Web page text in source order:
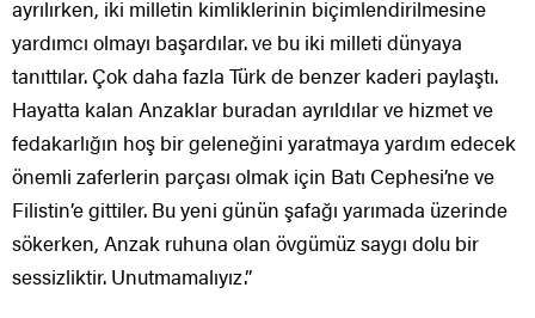
ayrılırken, iki milletin kimliklerinin biçimlendirilmesine
yardımcı olmayı başardılar. ve bu iki milleti dünyaya
tanıttılar. Çok daha fazla Türk de benzer kaderi paylaştı.
Hayatta kalan Anzaklar buradan ayrıldılar ve hizmet ve
fedakarlığın hoş bir geleneğini yaratmaya yardım edecek
önemli zaferlerin parçası olmak için Batı Cephesi’ne ve
Filistin’e gittiler. Bu yeni günün şafağı yarımada üzerinde
sökerken, Anzak ruhuna olan övgümüz saygı dolu bir
sessizliktir. Unutmamalıyız.”